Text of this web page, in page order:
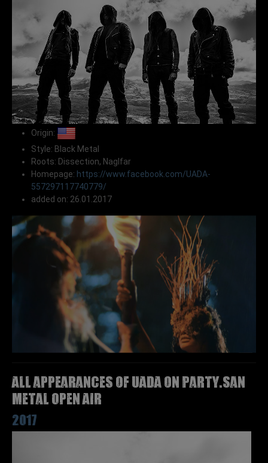
Origin:
Style: Black Metal
Roots: Dissection, Naglfar
Homepage: https://www.facebook.com/UADA-
557297117740779/
added on: 26.01.2017
All appearances of UADA on Party.San
Metal Open Air
2017